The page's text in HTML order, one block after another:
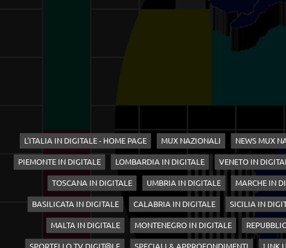
L'ITALIA IN DIGITALE - HOME PAGE MUX NAZIONALI NEWS MUX
PIEMONTE IN DIGITALE LOMBARDIA IN DIGITALE VENETO IN
TOSCANA IN DIGITALE UMBRIA IN DIGITALE MARCHE IN
BASILICATA IN DIGITALE CALABRIA IN DIGITALE SICILIA IN
MALTA IN DIGITALE MONTENEGRO IN DIGITALE
SPORTELLO TV DIGIT@LE SPECIALI & APPROFONDIMENTI LINK